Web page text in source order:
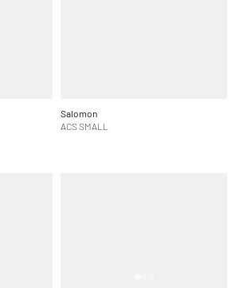
Salomon
ACS SMALL